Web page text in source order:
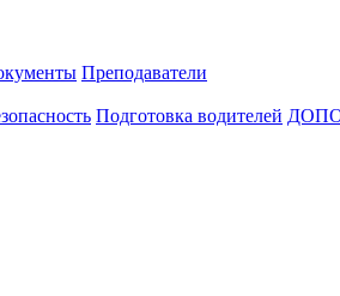
Преподаватели
Подготовка водителей